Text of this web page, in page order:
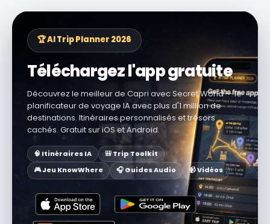
🏆 AI Trip Planner 2026
Téléchargez l'app gratuite
Découvrez le meilleur de Capri avec Secret World — le
planificateur de voyage IA avec plus d'1 million de
destinations. Itinéraires personnalisés et trésors
cachés. Gratuit sur iOS et Android.
🧠 Itinéraires IA
🎒 Trip Toolkit
🎮 Jeu KnowWhere
🎧 Guides Audio 📹 Vidéos